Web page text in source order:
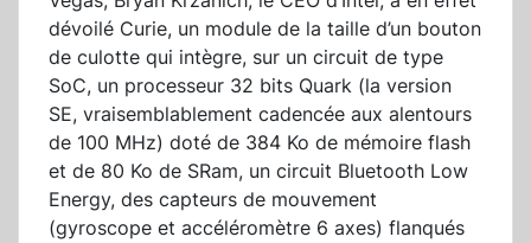
dévoilé Curie, un module de la taille d’un bouton
de culotte qui intègre, sur un circuit de type
SoC, un processeur 32 bits Quark (la version
SE, vraisemblablement cadencée aux alentours
de 100 MHz) doté de 384 Ko de mémoire flash
et de 80 Ko de SRam, un circuit Bluetooth Low
Energy, des capteurs de mouvement
(gyroscope et accéléromètre 6 axes) flanqués